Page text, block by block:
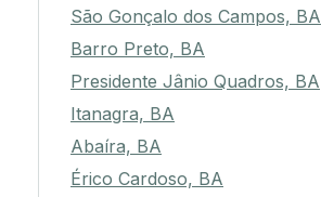
São Gonçalo dos Campos, BA
Barro Preto, BA
Presidente Jânio Quadros, BA
Itanagra, BA
Abaíra, BA
Érico Cardoso, BA